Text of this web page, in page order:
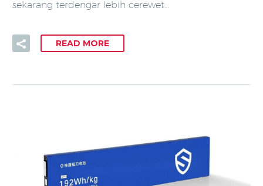
sekarang terdengar lebih cerewet…
READ MORE